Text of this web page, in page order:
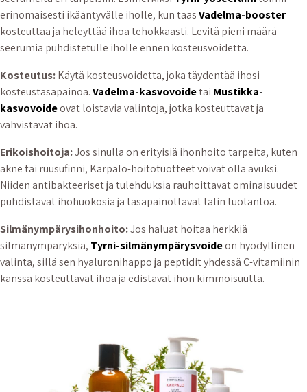
erinomaisesti ikääntyvälle iholle, kun taasVadelma-booster
kosteuttaa ja heleyttää ihoa tehokkaasti. Levitä pieni määrä
seerumia puhdistetulle iholle ennen kosteusvoidetta.
Kosteutus:Käytä kosteusvoidetta, joka täydentää ihosi
kosteustasapainoa.Vadelma-kasvovoidetai Mustikka-
kasvovoideovat loistavia valintoja, jotka kosteuttavat ja
vahvistavat ihoa.
Erikoishoitoja:Jos sinulla on erityisiä ihonhoito tarpeita, kuten
akne tai ruusufinni, Karpalo-hoitotuotteet voivat olla avuksi.
Niiden antibakteeriset ja tulehduksia rauhoittavat ominaisuudet
puhdistavat ihohuokosia ja tasapainottavat talin tuotantoa.
Silmänympärysihonhoito:Jos haluat hoitaa herkkiä
silmänympäryksiä, Tyrni-silmänympärysvoideon hyödyllinen
valinta, sillä sen hyaluronihappo ja peptidit yhdessä C-vitamiinin
kanssa kosteuttavat ihoa ja edistävät ihon kimmoisuutta.